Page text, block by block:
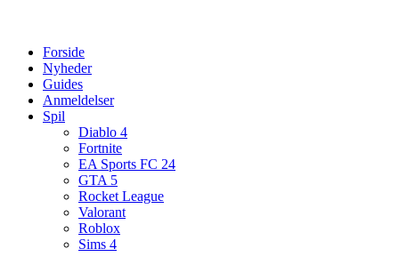
Forside
Nyheder
Guides
Anmeldelser
Spil
Diablo 4
Fortnite
EA Sports FC 24
GTA 5
Rocket League
Valorant
Roblox
Sims 4